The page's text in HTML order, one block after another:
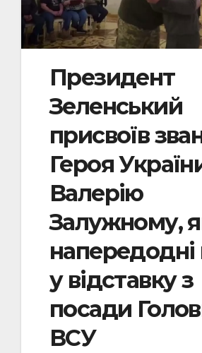
Президент
Зеленський
присвоїв
Героя
Валерію
Залужному,
напередодні
у відставку з
посади
ВСУ